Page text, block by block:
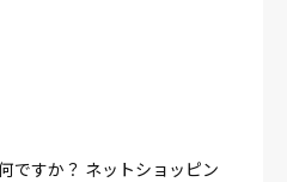
ですか？ ネットショッピン